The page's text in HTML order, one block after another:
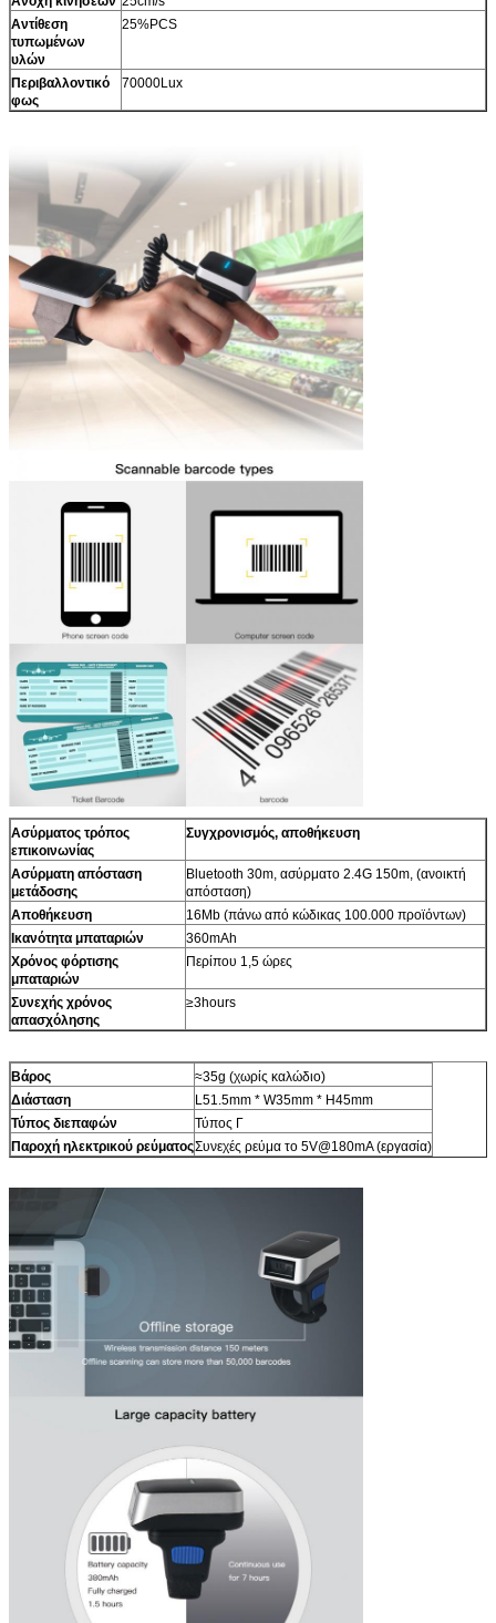
Αντίθεση
τυπωμένων
υλών
25%PCS
Περιβαλλοντικό
φως
70000Lux
Ασύρματος τρόπος
επικοινωνίας
Συγχρονισμός, αποθήκευση
Ασύρματη απόσταση
μετάδοσης
Bluetooth 30m, ασύρματο 2.4G 150m, (ανοικτή
απόσταση)
Αποθήκευση
16Mb (πάνω από κώδικας 100.000 προϊόντων)
Ικανότητα μπαταριών
360mAh
Χρόνος φόρτισης
μπαταριών
Περίπου 1,5 ώρες
Συνεχής χρόνος
απασχόλησης
≥3hours
Βάρος
≈35g (χωρίς καλώδιο)
Διάσταση
L51.5mm * W35mm * H45mm
Τύπος διεπαφών
Τύπος Γ
Παροχή ηλεκτρικού ρεύματοςΣυνεχές ρεύμα το 5V@180mA (εργασία)